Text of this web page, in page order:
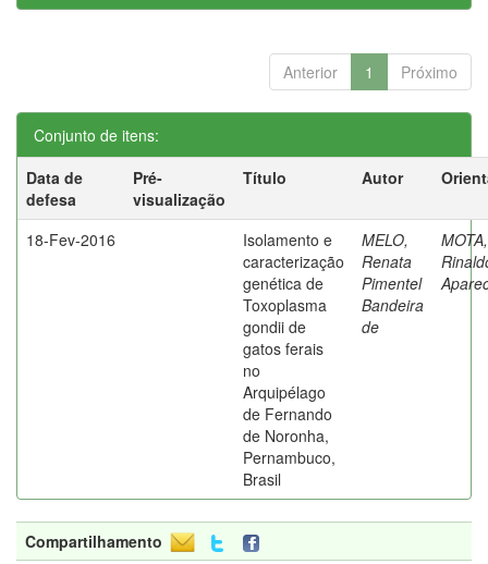
Anterior 1 Próximo
Conjunto de itens:
Data de
defesa
Pré-
visualização
Título Autor
18-Fev-2016
Isolamento e
caracterização
genética de
Toxoplasma
gondii de
gatos ferais
no
Arquipélago
de Fernando
de Noronha,
Pernambuco,
Brasil
MELO,
Renata
Pimentel
Bandeira
de
MOTA,
Compartilhamento